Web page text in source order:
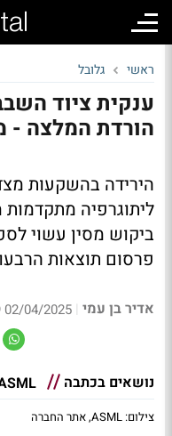
ראשי גלובל
הורדת המלצה -
הירידה בהשקעות
ליתוגרפיה
ביקוש מסין עשוי
פרסום תוצאות
אדיר בן עמי |
02/04/2025 19:49
נושאים בכתבה
צילום: ASML, אתר החברה